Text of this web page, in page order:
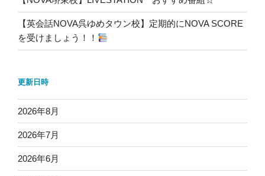
【英会話NOVA呉ゆめタウン校】定期的にNOVA SCORE
を受けましょう！！
更新日時
2026年8月
2026年7月
2026年6月